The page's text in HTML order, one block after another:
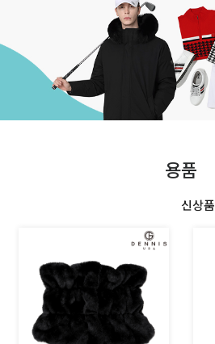
용품
신상품